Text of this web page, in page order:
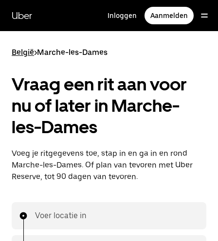
naar
hoofdinhoud
Uber Inloggen Aanmelden
België>Marche-les-Dames
Vraag een rit aan voor
nu of later in Marche-
les-Dames
Voeg je ritgegevens toe, stap in en ga in en rond
Marche-les-Dames. Of plan van tevoren met Uber
Reserve, tot 90 dagen van tevoren.
Voer locatie in